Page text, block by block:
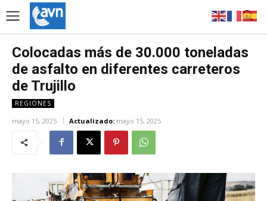
Colocadas más de 30.000 toneladas
de asfalto en diferentes carreteros
de Trujillo
REGIONES
mayo 15, 2025 Actualizado: mayo 15, 2025